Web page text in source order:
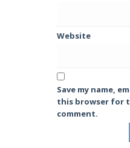
Website
Save my name,
this browser for
comment.